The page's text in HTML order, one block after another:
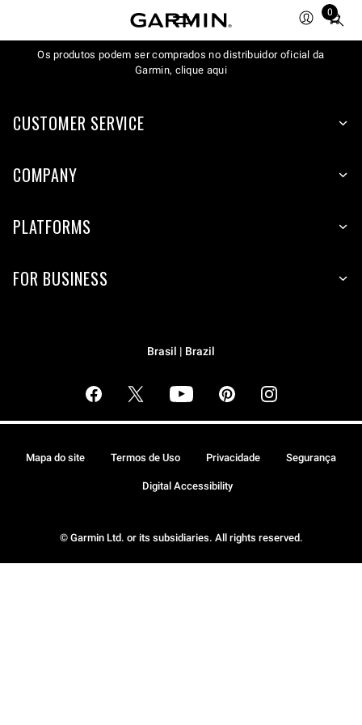
0
Total
in
Os produtos podem ser comprados no distribuidor oficial da
Garmin, clique aqui
CUSTOMER SERVICE
COMPANY
PLATFORMS
FOR BUSINESS
Brasil | Brazil
© Garmin Ltd. or its subsidiaries. All rights reserved.
Mapa do site Termos de Uso Privacidade Segurança
Digital Accessibility